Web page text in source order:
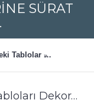
SÜRAT
Tablolar
Ağız ve Diş Polikliniği, Dişçi Tabloları Dekoratif Diş, Dekoratif Dişçi, Dişçi Dekorasyonu dsc321